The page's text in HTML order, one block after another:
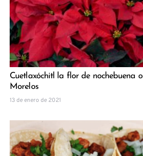
Cuetlaxóchitl la flor de nochebuena
Morelos
13 de enero de 2021